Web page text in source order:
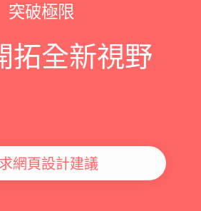
突破極限
拓全新視野
網頁設計建議